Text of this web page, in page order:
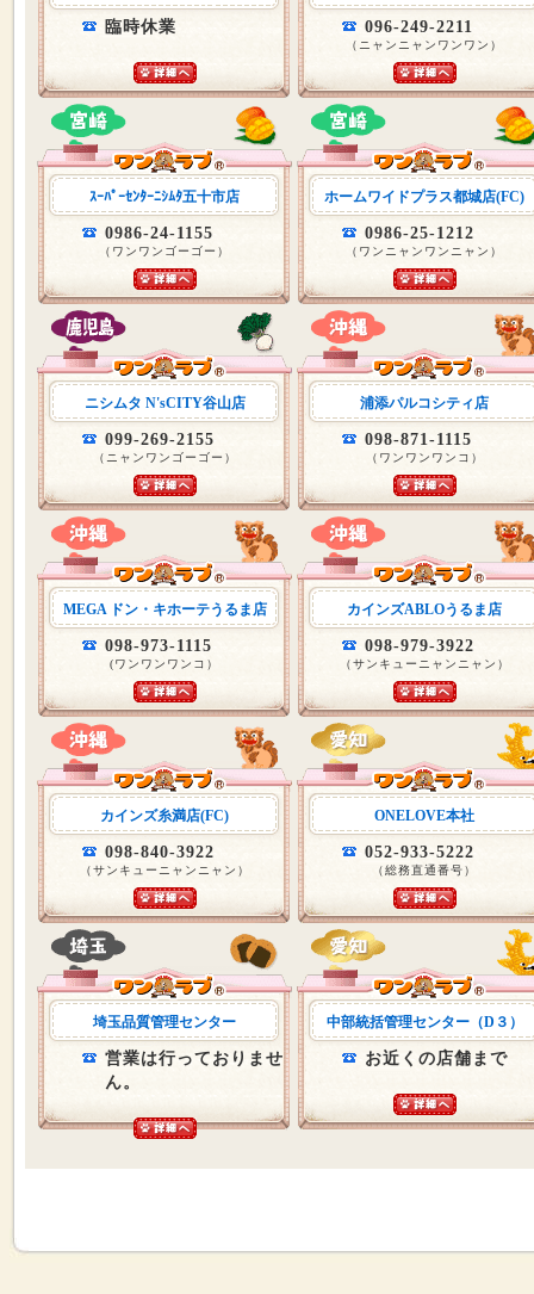
臨時休業 096-249-2211
（ニャンニャンワンワン）
ｽｰﾊﾟｰｾﾝﾀｰﾆｼﾑﾀ五十市店
0986-24-1155
（ワンワンゴーゴー）
ホームワイドプラス都城店(FC)
0986-25-1212
（ワンニャンワンニャン）
ニシムタ N'sCITY谷山店
099-269-2155
（ニャンワンゴーゴー）
浦添パルコシティ店
098-871-1115
（ワンワンワンコ）
MEGA ドン・キホーテうるま店
098-973-1115
(ワンワンワンコ）
カインズABLOうるま店
098-979-3922
（サンキューニャンニャン）
カインズ糸満店(FC)
098-840-3922
（サンキューニャンニャン）
ONELOVE本社
052-933-5222
（総務直通番号）
埼玉品質管理センター
営業は行っておりませ
ん。
中部統括管理センター（D３）
お近くの店舗まで